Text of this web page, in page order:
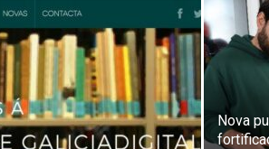
Nova